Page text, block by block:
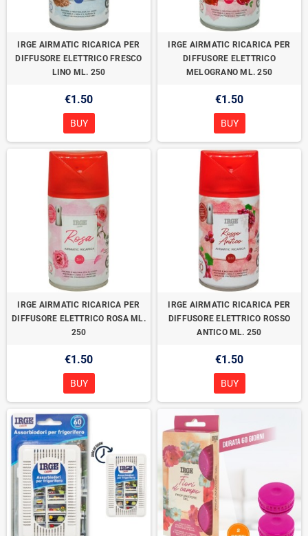
IRGE AIRMATIC RICARICA PER
DIFFUSORE ELETTRICO FRESCO
LINO ML. 250
€1.50
BUY
IRGE AIRMATIC RICARICA PER
DIFFUSORE ELETTRICO
MELOGRANO ML. 250
€1.50
BUY
IRGE AIRMATIC RICARICA PER
DIFFUSORE ELETTRICO ROSA ML.
250
€1.50
BUY
IRGE AIRMATIC RICARICA PER
DIFFUSORE ELETTRICO ROSSO
ANTICO ML. 250
€1.50
BUY